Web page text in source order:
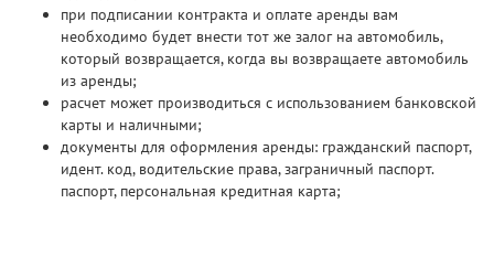
при подписании контракта и оплате аренды вам
необходимо будет внести тот же залог на автомобиль,
который возвращается, когда вы возвращаете автомобиль
из аренды;
расчет может производиться с использованием банковской
карты и наличными;
документы для оформления аренды: гражданский паспорт,
идент. код, водительские права, заграничный паспорт.
паспорт, персональная кредитная карта;